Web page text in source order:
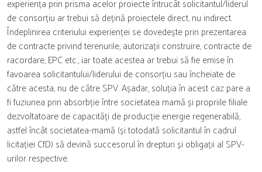
experiența prin prisma acelor proiecte întrucât solicitantul/liderul
de consorțiu ar trebui să dețină proiectele direct, nu indirect.
Îndeplinirea criteriului experienței se dovedește prin prezentarea
de contracte privind terenurile, autorizații construire, contracte de
racordare, EPC etc., iar toate acestea ar trebui să fie emise în
favoarea solicitantului/liderului de consorțiu sau încheiate de
către acesta, nu de către SPV. Așadar, soluția în acest caz pare a
fi fuziunea prin absorbție între societatea mamă și propriile filiale
dezvoltatoare de capacități de producție energie regenerabilă,
astfel încât societatea-mamă (și totodată solicitantul în cadrul
licitației CfD) să devină succesorul în drepturi și obligații al SPV-
urilor respective.